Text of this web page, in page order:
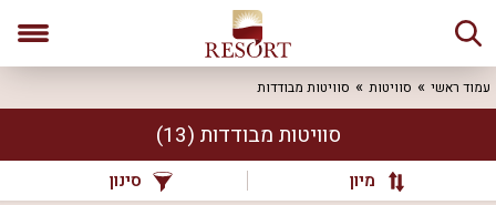
עמוד ראשי סוויטות סוויטות מבודדות
סוויטות מבודדות (13)
מיון סינון